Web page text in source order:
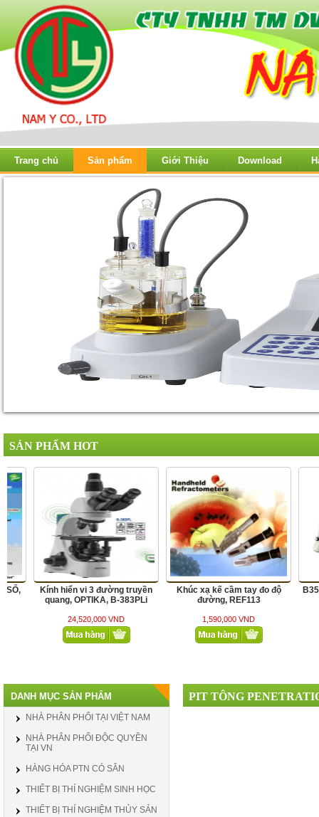
Trang chủ Sản phẩm Giới Thiệu Download
SẢN PHẨM HOT
đường truyền
B-383PLi
Khúc xạ kế cầm tay đo độ
đường, REF113
1,590,000 VND
B353A, OPTIKA, KHVI 3
22,380,000 VND
DANH MỤC SẢN PHẨM
NHÀ PHÂN PHỐI TẠI VIỆT NAM
NHÀ PHÂN PHỐI ĐỘC QUYỀN
TẠI VN
HÀNG HÓA PTN CÓ SẴN
THIẾT BỊ THÍ NGHIỆM SINH HỌC
THIẾT BỊ THÍ NGHIỆM THỦY SẢN
PIT TÔNG